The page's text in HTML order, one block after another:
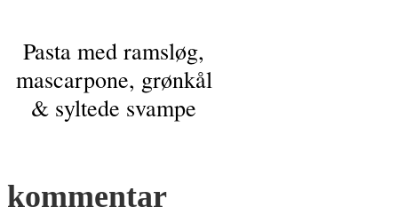
Pasta med ramsløg,
mascarpone, grønkål
& syltede svampe
kommentar